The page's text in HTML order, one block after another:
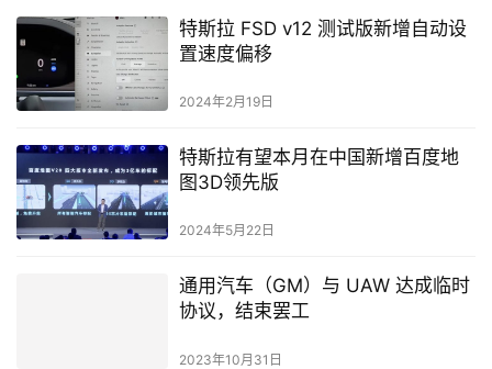
特斯拉 FSD v12 测试版新增自动设
置速度偏移
2024年2月19日
特斯拉有望本月在中国新增百度地
图3D领先版
2024年5月22日
通用汽车（GM）与 UAW 达成临时
协议，结束罢工
2023年10月31日